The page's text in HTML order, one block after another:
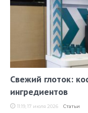
Свежий глоток:
ингредиентов
11:19, 17 июля 2026 Статьи